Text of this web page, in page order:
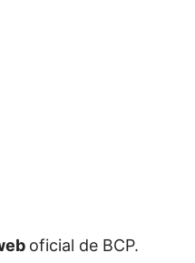
oficial de BCP.